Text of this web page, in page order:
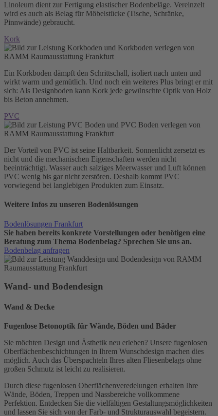
Linoleum dient zur Fertigung elastischer Bo­den­be­lä­ge. Vereinzelt
wird es auch als Belag für Mö­bel­stücke (Tische, Schränke,
Pinnwände) ge­braucht.
Kork
Ein Korkboden dämpft den Schrittschall, isoliert nach unten und
wirkt warm und gemütlich. Und noch ein weiteres Plus bringt er mit
sich: Als De­sign­bo­den kann Kork jede gewünschte Optik von Holz
bis Beton annehmen.
PVC
Der Vorteil von PVC ist seine Haltbarkeit. Son­nen­licht zersetzt es
nicht und die mechanischen Ei­gen­schaf­ten werden nicht
beeinträchtigt. Wasser auch salziges Meerwasser und Luft können
PVC wenig bis gar nicht zerstören. Deshalb kommt PVC
vorwiegend bei langlebigen Produkten zum Einsatz.
Weitere Infos zu unseren Bodenlösungen
Bodenlösungen Frankfurt
Sie haben bereits konkrete Vorstellungen oder benötigen eine
Beratung zum Thema Bodenbelag? Sprechen Sie uns an.
Bodenbelag anfragen
Wand- und Boden­design
Wand & Decke
Fugenlose Betonoptik für Wände, Böden und Bäder
Sie möchten Design und Ästhetik neu erleben? Unsere fugenlosen
Oberflächenbeschichtungen in Ihrem Wunschdesign machen dies
möglich. Auch das Überspachteln Ihres alten Fliesenbelags ohne
großen Schmutz ist leicht zu realisieren.
Durch diese fugenlosen Oberflächenveredelungen erhalten Ihre
Wände, Böden, Treppen und Nassbereiche vollkommene
Perfektion. Entdecken Sie die vielfältigen Gestaltungsmöglichkeiten
und lassen Sie sich von der Farb- und Strukturauswahl begeistern.